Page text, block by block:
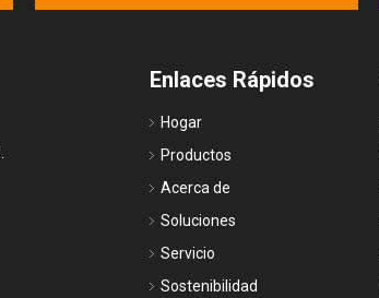
Enlaces Rápidos
Hogar
Productos
Acerca de
Soluciones
Servicio
Sostenibilidad